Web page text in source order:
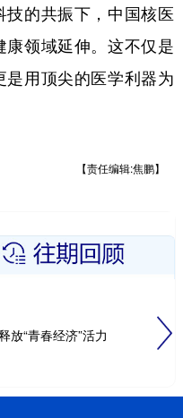
的共振下，中国核医
领域延伸。这不仅是
用顶尖的医学利器为
【责任编辑:焦鹏】
放“青春经济”活力